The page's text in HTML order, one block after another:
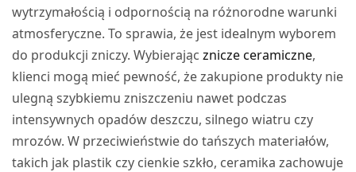
wytrzymałością i odpornością na różnorodne warunki
atmosferyczne. To sprawia, że jest idealnym wyborem
do produkcji zniczy. Wybierającznicze ceramiczne,
klienci mogą mieć pewność, że zakupione produkty nie
ulegną szybkiemu zniszczeniu nawet podczas
intensywnych opadów deszczu, silnego wiatru czy
mrozów. W przeciwieństwie do tańszych materiałów,
takich jak plastik czy cienkie szkło, ceramika zachowuje